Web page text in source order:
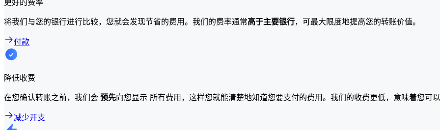
将我们与您的银行进行比较，您就会发现节省的费用。我们的费率通常高于主要银行，可最大限度地提高您的转账价值。
付款
降低收费
在您确认转账之前，我们会 预先向您显示 所有费用，这样您就能清楚地知道您要支付的费用。我们的收费更低，意味着您可以
减少开支